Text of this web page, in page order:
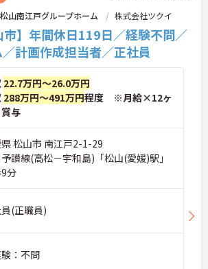
で髪色や髪型をはじめネイルや
されています。今後は、ご家族
を確認できるシステムや、AIを
スの導入など、IT技術を積極的
活の質の向上と従業員の業務効
代型の介護サービスを追求して
した事業基盤と革新への意欲を
キャリア形成に最適な法人で
平均3時間！ワークライフバラ
環境です】
間休日119日が確保されており
ため生活リズムを整えやすいで
フレッシュ休暇を活用し連休の
ベートの時間もしっかりと確保
山南江戸グループホーム 株式会社ツクイ
市】年間休日119日／経験不問／
計画作成担当者／正社員
22.7万円～26.0万円
288万円～491万円程度 ※月給×12ヶ
与
松山市 南江戸2-1-29
予讃線(高松－宇和島)「松山(愛媛)駅」
分
(正職員)
：不問